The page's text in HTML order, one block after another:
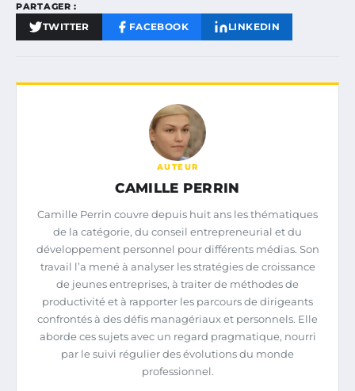
PARTAGER :
TWITTER FACEBOOK LINKEDIN
AUTEUR
CAMILLE PERRIN
Camille Perrin couvre depuis huit ans les thématiques
de la catégorie, du conseil entrepreneurial et du
développement personnel pour différents médias. Son
travail l’a mené à analyser les stratégies de croissance
de jeunes entreprises, à traiter de méthodes de
productivité et à rapporter les parcours de dirigeants
confrontés à des défis managériaux et personnels. Elle
aborde ces sujets avec un regard pragmatique, nourri
par le suivi régulier des évolutions du monde
professionnel.